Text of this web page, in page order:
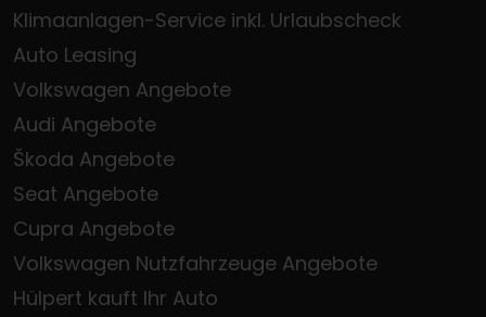
Klimaanlagen-Service inkl. Urlaubscheck
Auto Leasing
Volkswagen Angebote
Audi Angebote
Škoda Angebote
Seat Angebote
Cupra Angebote
Volkswagen Nutzfahrzeuge Angebote
Hülpert kauft Ihr Auto